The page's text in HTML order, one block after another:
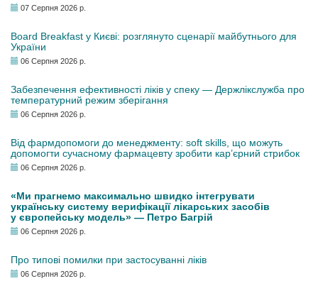
07 Серпня 2026 р.
Board Breakfast у Києві: розглянуто сценарії майбутнього для
України
06 Серпня 2026 р.
Забезпечення ефективності ліків у спеку — Держлікслужба про
температурний режим зберігання
06 Серпня 2026 р.
Від фармдопомоги до менеджменту: soft skills, що можуть
допомогти сучасному фармацевту зробити кар’єрний стрибок
06 Серпня 2026 р.
«Ми прагнемо максимально швидко інтегрувати
українську систему верифікації лікарських засобів
у європейську модель» — Петро Багрій
06 Серпня 2026 р.
Про типові помилки при застосуванні ліків
06 Серпня 2026 р.